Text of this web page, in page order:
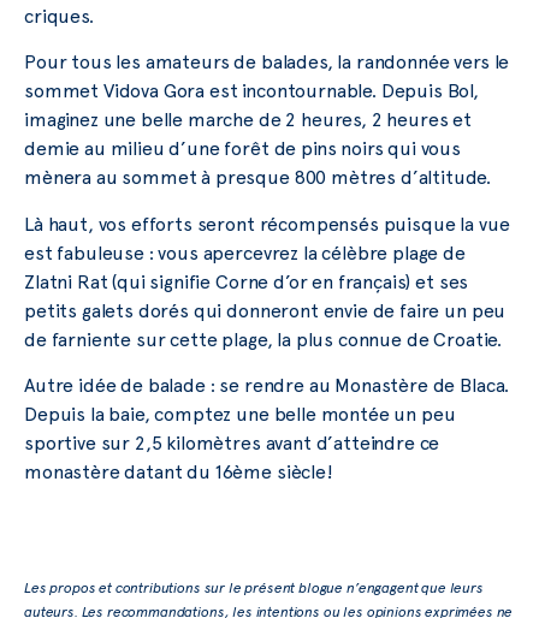
criques.
Pour tous les amateurs de balades, la randonnée vers le
sommet Vidova Gora est incontournable. Depuis Bol,
imaginez une belle marche de 2 heures, 2 heures et
demie au milieu d’une forêt de pins noirs qui vous
mènera au sommet à presque 800 mètres d’altitude.
Là haut, vos efforts seront récompensés puisque la vue
est fabuleuse : vous apercevrez la célèbre plage de
Zlatni Rat (qui signifie Corne d’or en français) et ses
petits galets dorés qui donneront envie de faire un peu
de farniente sur cette plage, la plus connue de Croatie.
Autre idée de balade : se rendre au Monastère de Blaca.
Depuis la baie, comptez une belle montée un peu
sportive sur 2,5 kilomètres avant d’atteindre ce
monastère datant du 16ème siècle!
Les propos et contributions sur le présent blogue n’engagent que leurs
auteurs. Les recommandations, les intentions ou les opinions exprimées ne